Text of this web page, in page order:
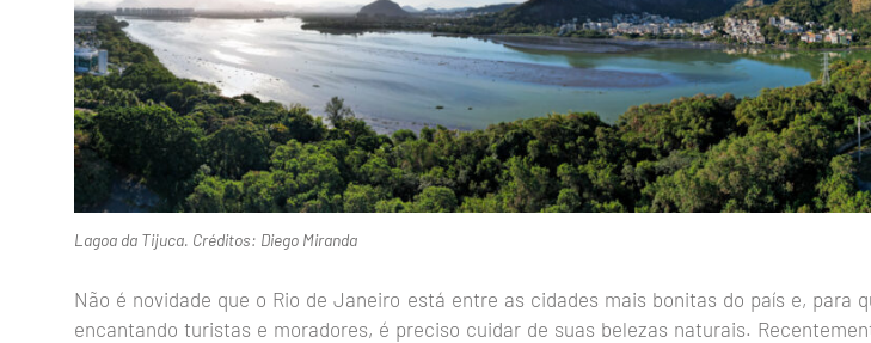
Lagoa da Tijuca. Créditos: Diego Miranda
Não é novidade que o Rio de Janeiro está entre as cidades mais bonitas do país e, para
encantando turistas e moradores, é preciso cuidar de suas belezas naturais.